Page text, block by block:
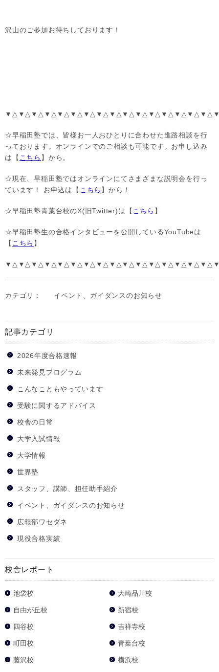
沢山のご参加お待ちしております！
☆早稲田塾では、皆様お一人おひとりに合わせた進路相談を行
っております。オンラインでのご相談も可能です。お申し込み
は【 こちら 】から。
☆現在、早稲田塾ではオンラインにてさまざまな説明会を行っ
ています！ お申込は【 こちら 】から！
☆早稲田塾青葉台校のX(旧Twitter)は【 こちら 】
☆早稲田塾生の合格インタビューを公開しているYouTubeは
【 こちら 】
カテゴリ： イベント、ガイダンスのお知らせ
記事カテゴリ
2026年度合格速報
未来発見プログラム
こんなこともやっています
受験に関するアドバイス
校舎の日常
大学入試情報
大学情報
世界塾
スタッフ、講師、担任助手紹介
イベント、ガイダンスのお知らせ
広報部ワセダネ
現役合格実績
校舎レポート
池袋校 大崎品川校
自由が丘校 新宿校
四谷校 吉祥寺校
町田校 青葉台校
藤沢校 横浜校